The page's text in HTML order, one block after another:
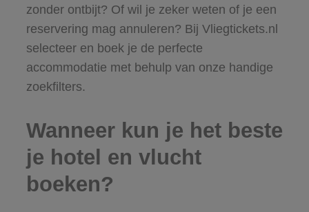
zonder ontbijt? Of wil je zeker weten of je een
reservering mag annuleren? Bij Vliegtickets.nl
selecteer en boek je de perfecte
accommodatie met behulp van onze handige
zoekfilters.
Wanneer kun je het beste
je hotel en vlucht
boeken?